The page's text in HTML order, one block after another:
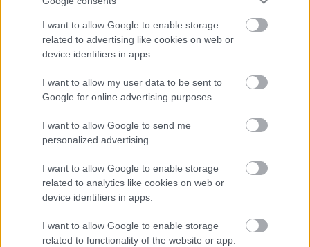
I want to allow Google to enable storage
related to advertising like cookies on web or
device identifiers in apps.
I want to allow my user data to be sent to
Google for online advertising purposes.
I want to allow Google to send me
personalized advertising.
I want to allow Google to enable storage
related to analytics like cookies on web or
device identifiers in apps.
I want to allow Google to enable storage
related to functionality of the website or app.
LEGOLVASOTTABB
szúnyoginvázió elkerülésében
Újabb magabiztos kaposvári győzelem